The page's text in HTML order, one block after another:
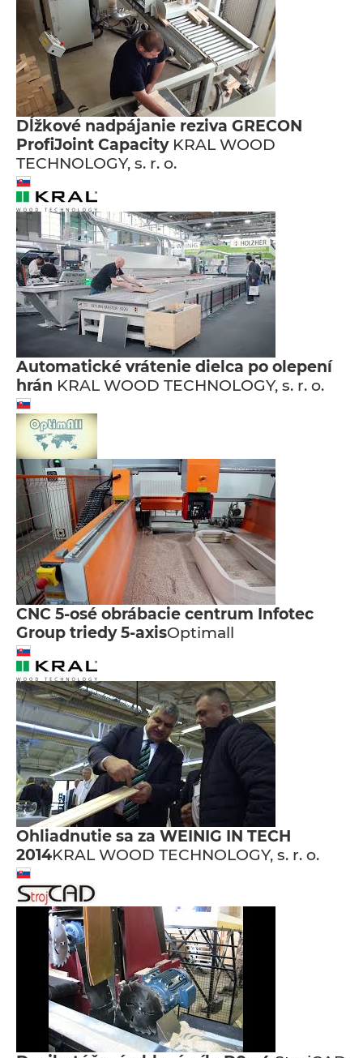
Dĺžkové nadpájanie reziva GRECON
ProfiJoint Capacity KRAL WOOD
TECHNOLOGY, s. r. o.
Automatické vrátenie dielca po olepení
hrán KRAL WOOD TECHNOLOGY, s. r. o.
CNC 5-osé obrábacie centrum Infotec
Group triedy 5-axisOptimall
Ohliadnutie sa za WEINIG IN TECH
2014KRAL WOOD TECHNOLOGY, s. r. o.